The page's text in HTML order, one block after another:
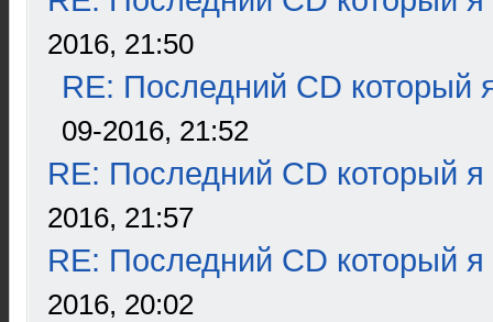
2016, 21:50
RE: Последний CD который
09-2016, 21:52
RE: Последний CD который я
2016, 21:57
RE: Последний CD который я
2016, 20:02